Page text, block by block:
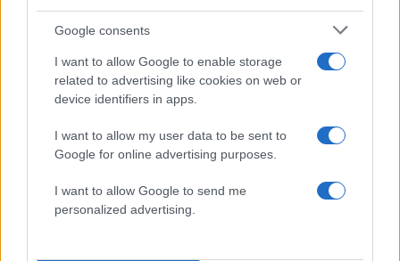
Google consents
I want to allow Google to enable storage
related to advertising like cookies on web or
device identifiers in apps.
I want to allow my user data to be sent to
Google for online advertising purposes.
I want to allow Google to send me
personalized advertising.
Αν τα χάσατε